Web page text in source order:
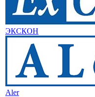
ЭКСКОН
Aler